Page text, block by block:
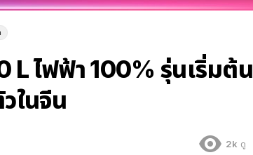
ไฟฟ้า 100% รุ่นเริ่มต้น
ในจีน
2k ดู